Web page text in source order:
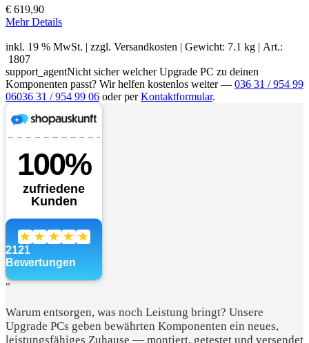
€ 619,90
Mehr Details
inkl. 19 % MwSt. | zzgl. Versandkosten | Gewicht: 7.1 kg | Art.:
1807
support_agentNicht sicher welcher Upgrade PC zu deinen
Komponenten passt? Wir helfen kostenlos weiter — 036 31 / 954 99
06036 31 / 954 99 06 oder perKontaktformular.
"
Warum entsorgen, was noch Leistung bringt? Unsere
Upgrade PCs geben bewährten Komponenten ein neues,
leistungsfähiges Zuhause — montiert, getestet und versendet